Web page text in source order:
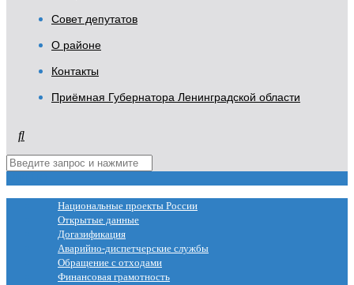
Совет депутатов
О районе
Контакты
Приёмная Губернатора Ленинградской области
Национальные проекты России
Открытые данные
Догазификация
Аварийно-диспетчерские службы
Обращение с отходами
Финансовая грамотность